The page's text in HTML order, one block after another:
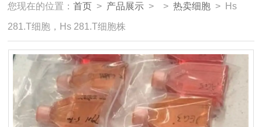
您现在的位置：首页 > 产品展示 > >热卖细胞 > Hs
281.T细胞，Hs 281.T细胞株